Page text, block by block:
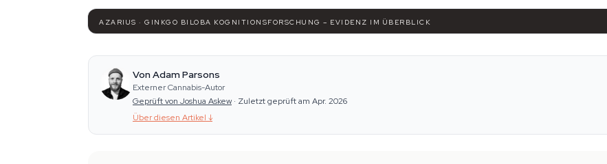
AZARIUS · GINKGO BILOBA KOGNITIONSFORSCHUNG – EVIDENZ IM ÜBERBLICK
Von Adam Parsons
Externer Cannabis-Autor
Geprüft von Joshua Askew · Zuletzt geprüft am Apr. 2026
Über diesen Artikel ↓